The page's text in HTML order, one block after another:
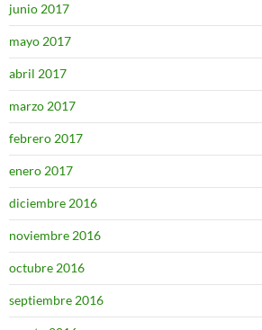
junio 2017
mayo 2017
abril 2017
marzo 2017
febrero 2017
enero 2017
diciembre 2016
noviembre 2016
octubre 2016
septiembre 2016